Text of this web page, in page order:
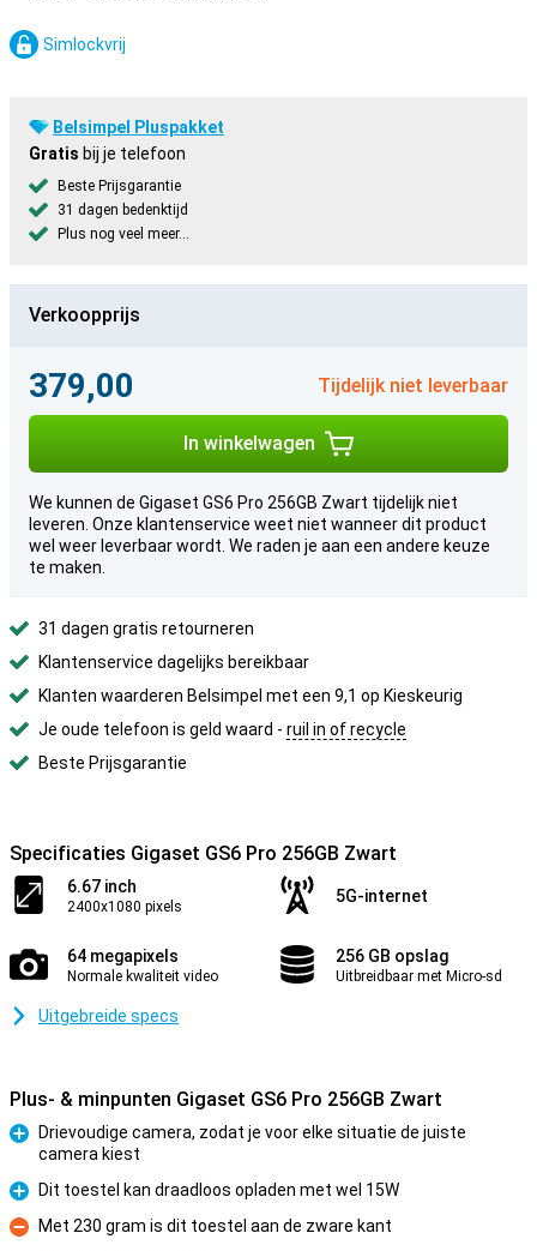
Simlockvrij
Belsimpel Pluspakket
Gratis bij je telefoon
Beste Prijsgarantie
31 dagen bedenktijd
Plus nog veel meer...
Verkoopprijs
379,00 Tijdelijk niet leverbaar
In winkelwagen
We kunnen de Gigaset GS6 Pro 256GB Zwart tijdelijk niet
leveren. Onze klantenservice weet niet wanneer dit product
wel weer leverbaar wordt. We raden je aan een andere keuze
te maken.
31 dagen gratis retourneren
Klantenservice dagelijks bereikbaar
Klanten waarderen Belsimpel met een 9,1 op Kieskeurig
Je oude telefoon is geld waard - ruil in of recycle
Beste Prijsgarantie
Specificaties Gigaset GS6 Pro 256GB Zwart
6.67 inch
2400x1080 pixels
5G-internet
64 megapixels
Normale kwaliteit video
256 GB opslag
Uitbreidbaar met Micro-sd
Uitgebreide specs
Plus- & minpunten Gigaset GS6 Pro 256GB Zwart
Pluspunt
Drievoudige camera, zodat je voor elke situatie de juiste
camera kiest
Pluspunt
Dit toestel kan draadloos opladen met wel 15W
Minpunt
Met 230 gram is dit toestel aan de zware kant